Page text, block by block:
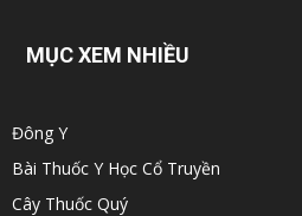
MỤC XEM NHIỀU
Đông Y
Bài Thuốc Y Học Cổ Truyền
Cây Thuốc Quý